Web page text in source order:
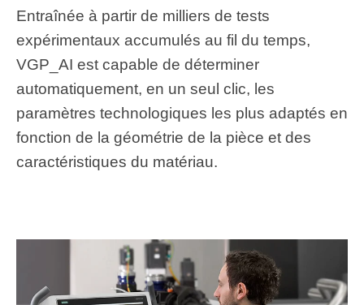
Entraînée à partir de milliers de tests
expérimentaux accumulés au fil du temps,
VGP_AI est capable de déterminer
automatiquement, en un seul clic, les
paramètres technologiques les plus adaptés en
fonction de la géométrie de la pièce et des
caractéristiques du matériau.